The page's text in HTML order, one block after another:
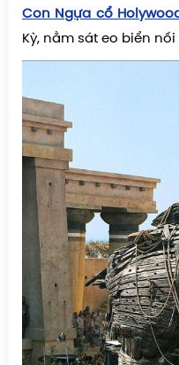
Con Ngựa cổ
Kỳ, nằm sát eo biển